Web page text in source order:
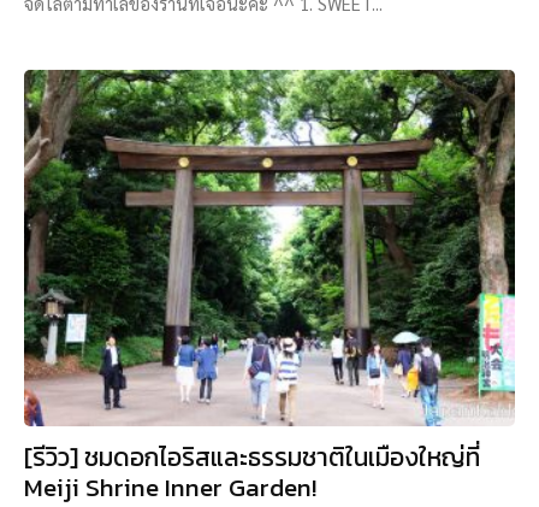
[รีวิว] ชมดอกไอริสและธรรมชาติในเมืองใหญ่ที่
Meiji Shrine Inner Garden!